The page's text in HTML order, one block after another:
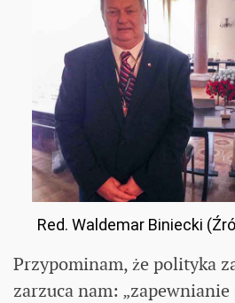
Red. Waldemar Biniecki
Przypominam, że polityka
zarzuca nam: „zapewnianie